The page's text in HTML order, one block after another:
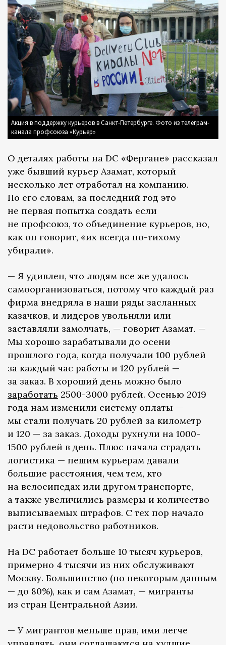
Акция в поддержку курьеров в Санкт-Петербурге. Фото из телеграм-
канала профсоюза «Курьер»
О деталях работы на DC «Фергане» рассказал
уже бывший курьер Азамат, который
несколько лет отработал на компанию.
По его словам, за последний год это
не первая попытка создать если
не профсоюз, то объединение курьеров, но,
как он говорит, «их всегда по-тихому
убирали».
— Я удивлен, что людям все же удалось
самоорганизоваться, потому что каждый раз
фирма внедряла в наши ряды засланных
казачков, и лидеров увольняли или
заставляли замолчать, — говорит Азамат. —
Мы хорошо зарабатывали до осени
прошлого года, когда получали 100 рублей
за каждый час работы и 120 рублей —
за заказ. В хороший день можно было
заработать 2500-3000 рублей. Осенью 2019
года нам изменили систему оплаты —
мы стали получать 20 рублей за километр
и 120 — за заказ. Доходы рухнули на 1000-
1500 рублей в день. Плюс начала страдать
логистика — пешим курьерам давали
большие расстояния, чем тем, кто
на велосипедах или другом транспорте,
а также увеличились размеры и количество
выписываемых штрафов. С тех пор начало
расти недовольство работников.
На DC работает больше 10 тысяч курьеров,
примерно 4 тысячи из них обслуживают
Москву. Большинство (по некоторым данным
— до 80%), как и сам Азамат, — мигранты
из стран Центральной Азии.
— У мигрантов меньше прав, ими легче